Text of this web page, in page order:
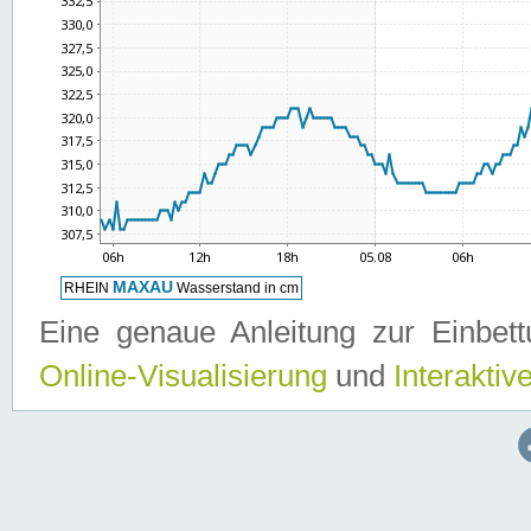
Eine genaue Anleitung zur
Online-Visualisierung und